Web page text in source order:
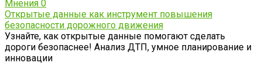
Мнения 0
Открытые данные как инструмент повышения
безопасности дорожного движения
Узнайте, как открытые данные помогают сделать
дороги безопаснее! Анализ ДТП, умное планирование и
инновации